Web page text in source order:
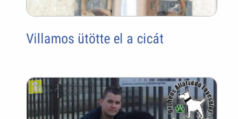
Villamos ütötte el a cicát